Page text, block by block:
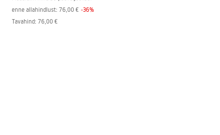
enne allahindlust: 76,00 € -36%
Tavahind: 76,00 €